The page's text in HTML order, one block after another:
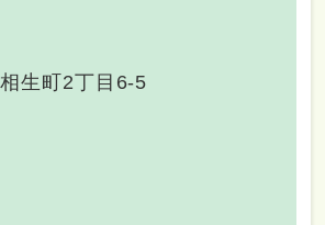
生町2丁目6-5